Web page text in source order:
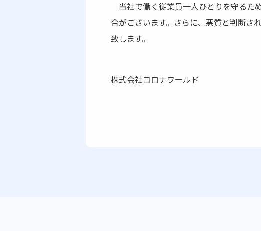
当社で働く従業員一人ひとりを守るた
合がございます。さらに、悪質と判断さ
致します。
株式会社コロナワールド